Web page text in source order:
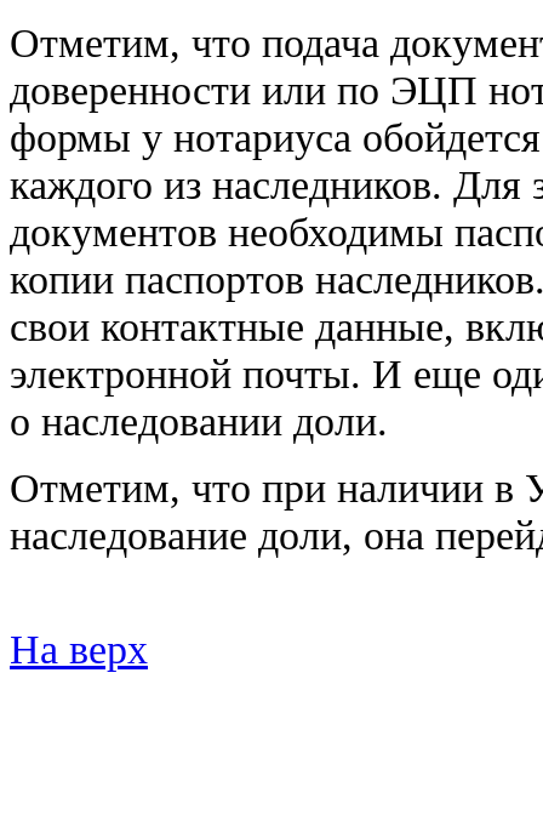
Отметим, что подача
доверенности или по ЭЦП
формы у нотариуса
каждого из наследников. Для
документов необходимы
копии паспортов
свои контактные данные,
электронной почты. И еще
о наследовании доли.
Отметим, что при наличии в
наследование доли, она
На верх